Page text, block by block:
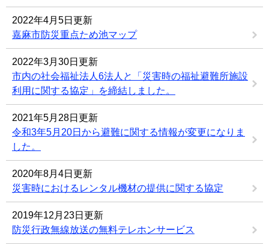
2022年4月5日更新
嘉麻市防災重点ため池マップ
2022年3月30日更新
市内の社会福祉法人6法人と「災害時の福祉避難所施設
利用に関する協定」を締結しました。
2021年5月28日更新
令和3年5月20日から避難に関する情報が変更になりま
した。
2020年8月4日更新
災害時におけるレンタル機材の提供に関する協定
2019年12月23日更新
防災行政無線放送の無料テレホンサービス